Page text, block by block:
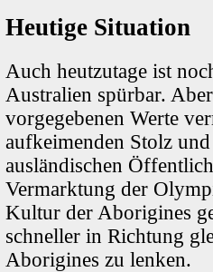
Heutige Situation
Auch heutzutage ist
Australien spürbar.
vorgegebenen Werte
aufkeimenden Stolz
ausländischen
Vermarktung der
Kultur der Aborigines
schneller in Richtung
Aborigines zu lenken.